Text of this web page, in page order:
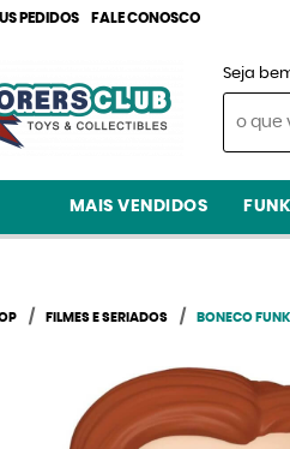
PEDIDOS FALE CONOSCO
Seja
MAIS VENDIDOS
FILMES E SERIADOS BONECO